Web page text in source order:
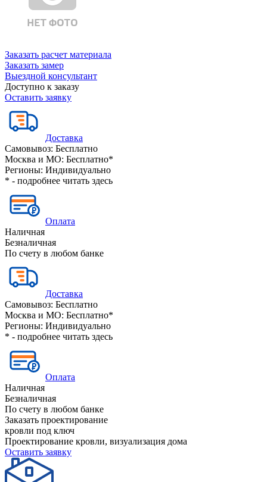
Заказать расчет материала
Заказать замер
Выездной консультант
Доступно к заказу
Оставить заявку
Доставка
Самовывоз: Бесплатно
Москва и МО: Бесплатно*
Регионы: Индивидуально
* - подробнее читать здесь
Оплата
Наличная
Безналичная
По счету в любом банке
Доставка
Самовывоз: Бесплатно
Москва и МО: Бесплатно*
Регионы: Индивидуально
* - подробнее читать здесь
Оплата
Наличная
Безналичная
По счету в любом банке
Заказать проектирование
кровли под ключ
Проектирование кровли, визуализация дома
Оставить заявку